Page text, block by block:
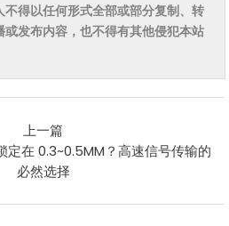
得以任何形式全部或部分复制、转
发布内容，也不得有其他侵犯本站
上一篇
定在 0.3~0.5MM？高速信号传输的
必然选择